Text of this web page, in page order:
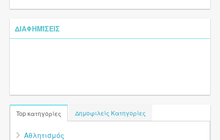
ΔΙΑΦΗΜΊΣΕΙΣ
Top κατηγορίες Δημοφιλείς Κατηγορίες
Αθλητισμός